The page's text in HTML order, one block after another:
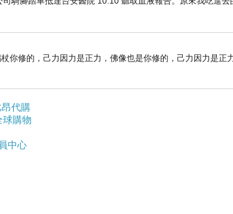
你修的，己力因力是正力，佛像也是你修的，己力因力是正
昂代購
球購物
中心